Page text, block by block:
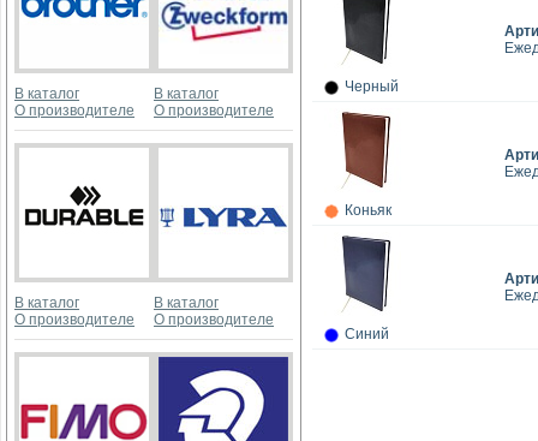
В каталог
О производителе
В каталог
О производителе
В каталог
О производителе
В каталог
О производителе
Черный
Коньяк
Синий